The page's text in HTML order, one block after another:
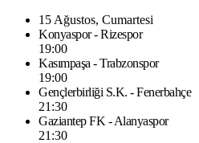
15 Ağustos, Cumartesi
Konyaspor - Rizespor
19:00
Kasımpaşa - Trabzonspor
19:00
Gençlerbirliği S.K. - Fenerbahçe
21:30
Gaziantep FK - Alanyaspor
21:30